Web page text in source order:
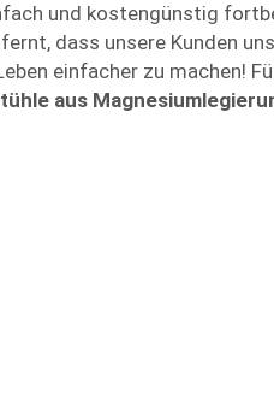
und kostengünstig
dass unsere Kunden
einfacher zu machen!
aus